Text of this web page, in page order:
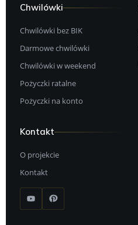
Chwilówki
Chwilówki bez BIK
Darmowe chwilówki
Chwilówki w weekend
Pożyczki ratalne
Pożyczki na konto
Kontakt
O projekcie
Kontakt